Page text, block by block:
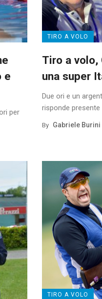
e
per
TIRO A VOLO
Tiro a volo,
una super
Due ori e un
risponde presente
By Gabriele Burini
TIRO A VOLO